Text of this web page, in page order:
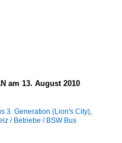
am 13. August 2010
3. Generation (Lion's City),
/ Betriebe / BSW Bus